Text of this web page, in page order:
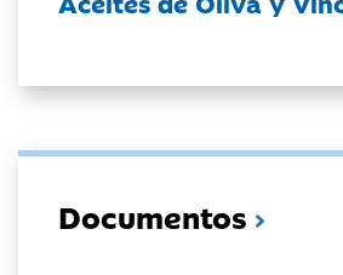
Documentos